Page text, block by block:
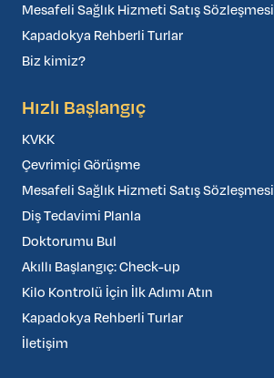
Mesafeli Sağlık Hizmeti Satış Sözleşmesi
Kapadokya Rehberli Turlar
Biz kimiz?
Hızlı Başlangıç
KVKK
Çevrimiçi Görüşme
Mesafeli Sağlık Hizmeti Satış Sözleşmesi
Diş Tedavimi Planla
Doktorumu Bul
Akıllı Başlangıç: Check-up
Kilo Kontrolü İçin İlk Adımı Atın
Kapadokya Rehberli Turlar
İletişim